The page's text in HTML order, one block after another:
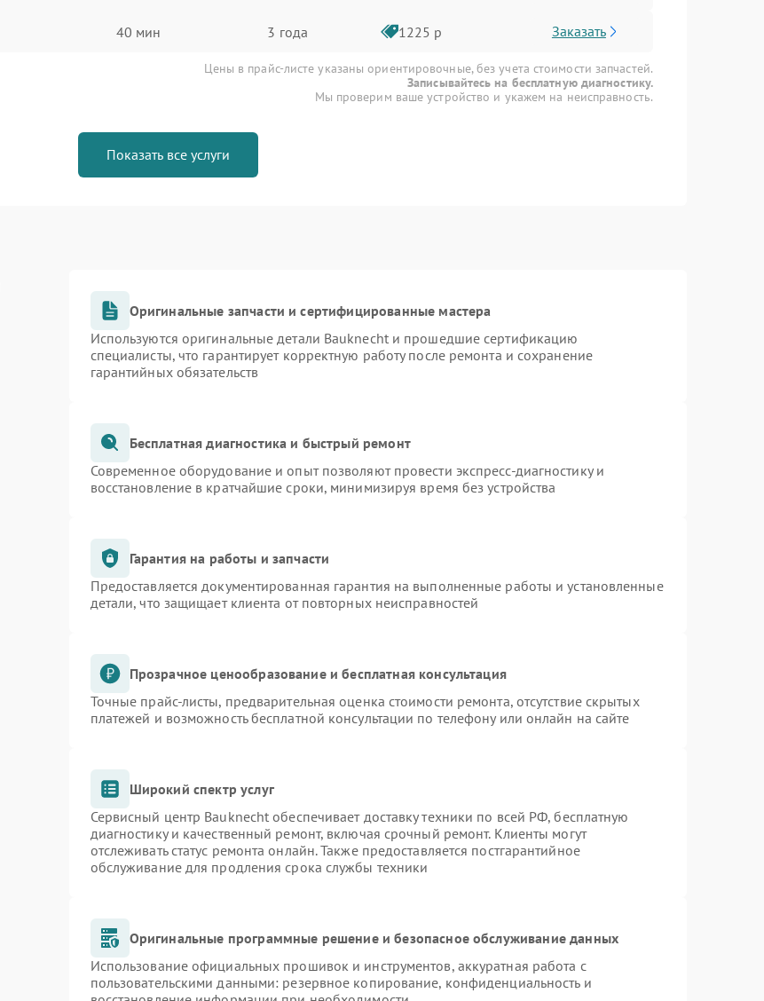
40 мин 3 года 1225 р Заказать
Цены в прайс-листе указаны ориентировочные, без учета стоимости запчастей.
Записывайтесь на бесплатную диагностику.
Мы проверим ваше устройство и укажем на неисправность.
Показать все услуги
Оригинальные запчасти и сертифицированные мастера
Используются оригинальные детали Bauknecht и прошедшие сертификацию
специалисты, что гарантирует корректную работу после ремонта и сохранение
гарантийных обязательств
Бесплатная диагностика и быстрый ремонт
Современное оборудование и опыт позволяют провести экспресс-диагностику и
восстановление в кратчайшие сроки, минимизируя время без устройства
Гарантия на работы и запчасти
Предоставляется документированная гарантия на выполненные работы и установленные
детали, что защищает клиента от повторных неисправностей
Прозрачное ценообразование и бесплатная консультация
Точные прайс-листы, предварительная оценка стоимости ремонта, отсутствие скрытых
платежей и возможность бесплатной консультации по телефону или онлайн на сайте
Широкий спектр услуг
Сервисный центр Bauknecht обеспечивает доставку техники по всей РФ, бесплатную
диагностику и качественный ремонт, включая срочный ремонт. Клиенты могут
отслеживать статус ремонта онлайн. Также предоставляется постгарантийное
обслуживание для продления срока службы техники
Оригинальные программные решение и безопасное обслуживание данных
Использование официальных прошивок и инструментов, аккуратная работа с
пользовательскими данными: резервное копирование, конфиденциальность и